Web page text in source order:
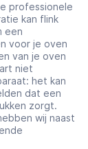
professionele
kan flink
een
voor je oven
van je oven
niet
het kan
dat een
zorgt.
wij naast